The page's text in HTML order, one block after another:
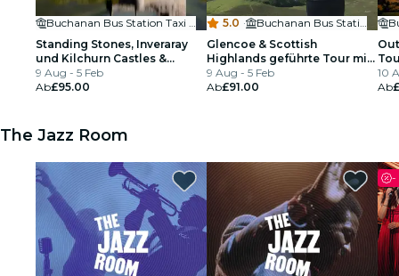
Buchanan Bus Station Taxi Rank
Standing Stones, Inveraray
und Kilchurn Castles &
Highland Tour ab Glasgow
9 Aug - 5 Feb
Ab£95.00
5.0 ·
Buchanan Bus Station Taxi Rank
Glencoe & Scottish
Highlands geführte Tour mit
Wasserfällen, ausgehend von
Glasgow
9 Aug - 5 Feb
Ab£91.00
10
Ab
The Jazz Room
-